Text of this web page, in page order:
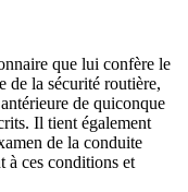
que lui confère le
de la sécurité routière,
de quiconque
Il tient également
de la conduite
à ces conditions et